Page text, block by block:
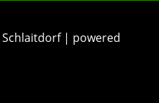
Schlaitdorf | powered